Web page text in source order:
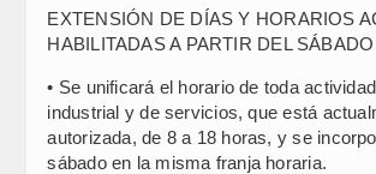
EXTENSIÓN DE DÍAS Y HORARIOS
HABILITADAS A PARTIR DEL
• Se unificará el horario de toda
industrial y de servicios, que está
autorizada, de 8 a 18 horas, y se
sábado en la misma franja horaria.